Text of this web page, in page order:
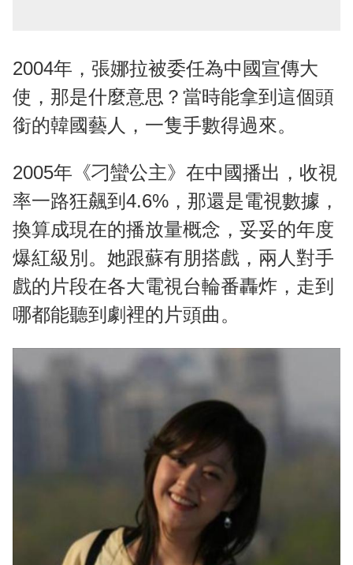
2004年，張娜拉被委任為中國宣傳大
使，那是什麼意思？當時能拿到這個頭
銜的韓國藝人，一隻手數得過來。
2005年《刁蠻公主》在中國播出，收視
率一路狂飆到4.6%，那還是電視數據，
換算成現在的播放量概念，妥妥的年度
爆紅級別。她跟蘇有朋搭戲，兩人對手
戲的片段在各大電視台輪番轟炸，走到
哪都能聽到劇裡的片頭曲。